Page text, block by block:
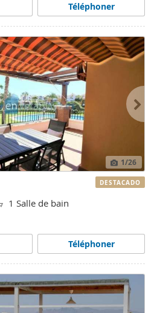
Téléphoner
1/26
1 Salle de bain
Téléphoner
DESTACADO